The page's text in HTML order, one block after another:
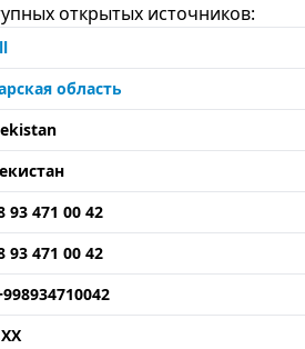
открытых источников:
область
93 471 00 42
93 471 00 42